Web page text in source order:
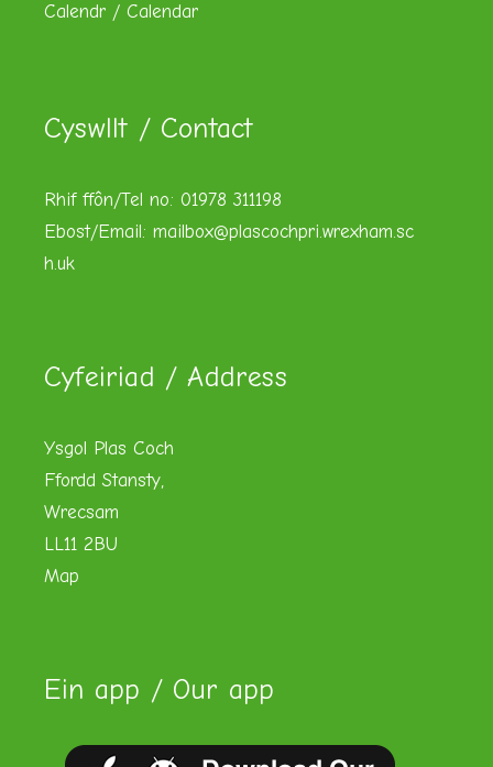
Calendr / Calendar
Cyswllt / Contact
Rhif ffôn/Tel no: 01978 311198
Ebost/Email: mailbox@plascochpri.wrexham.sc
h.uk
Cyfeiriad / Address
Ysgol Plas Coch
Ffordd Stansty,
Wrecsam
LL11 2BU
Map
Ein app / Our app